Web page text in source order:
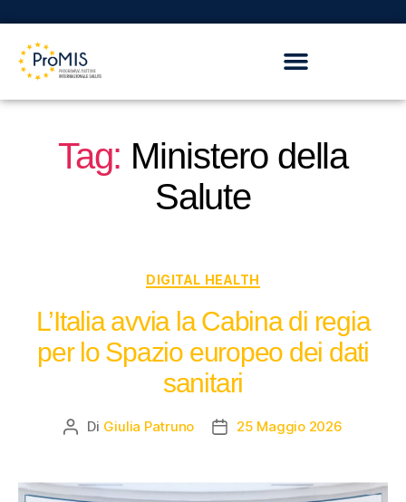
Tag: Ministero della
Salute
DIGITAL HEALTH
L’Italia avvia la Cabina di regia
per lo Spazio europeo dei dati
sanitari
Di Giulia Patruno 25 Maggio 2026